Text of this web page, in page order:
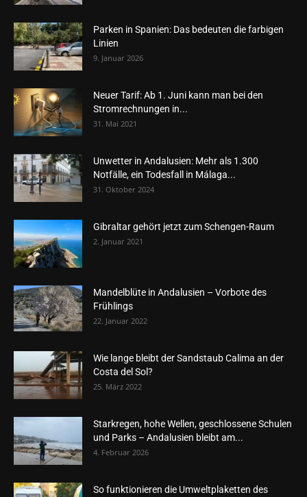
Parken in Spanien: Das bedeuten die farbigen
Linien
9. Januar 2026
Neuer Tarif: Ab 1. Juni kann man bei den
Stromrechnungen in...
31. Mai 2021
Unwetter in Andalusien: Mehr als 1.300
Notfälle, ein Todesfall in Málaga...
31. Oktober 2024
Gibraltar gehört jetzt zum Schengen-Raum
2. Januar 2021
Mandelblüte in Andalusien – Vorbote des
Frühlings
22. Januar 2022
Wie lange bleibt der Sandstaub Calima an der
Costa del Sol?
25. März 2022
Starkregen, hohe Wellen, geschlossene Schulen
und Parks – Andalusien bleibt am...
4. Februar 2026
So funktionieren die Umweltplaketten des